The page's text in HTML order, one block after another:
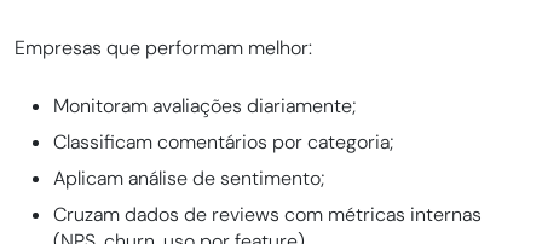
Empresas que performam melhor:
Monitoram avaliações diariamente;
Classificam comentários por categoria;
Aplicam análise de sentimento;
Cruzam dados de reviews com métricas internas